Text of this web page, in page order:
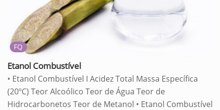
FQ
Etanol Combustível
• Etanol Combustível I Acidez Total Massa Específica
(20ºC) Teor Alcoólico Teor de Água Teor de
Hidrocarbonetos Teor de Metanol • Etanol Combustível